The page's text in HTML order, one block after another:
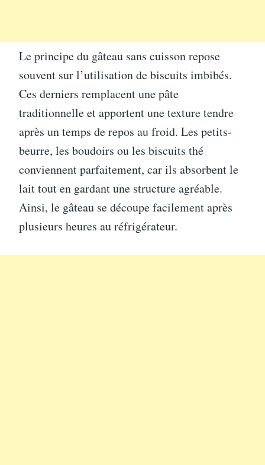
Le principe du gâteau sans cuisson repose
souvent sur l’utilisation de biscuits imbibés.
Ces derniers remplacent une pâte
traditionnelle et apportent une texture tendre
après un temps de repos au froid. Les petits-
beurre, les boudoirs ou les biscuits thé
conviennent parfaitement, car ils absorbent le
lait tout en gardant une structure agréable.
Ainsi, le gâteau se découpe facilement après
plusieurs heures au réfrigérateur.